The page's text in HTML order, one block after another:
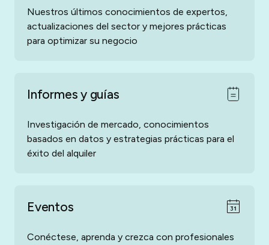
Nuestros últimos conocimientos de expertos,
actualizaciones del sector y mejores prácticas
para optimizar su negocio
Informes y guías
Investigación de mercado, conocimientos
basados en datos y estrategias prácticas para el
éxito del alquiler
Eventos
Conéctese, aprenda y crezca con profesionales